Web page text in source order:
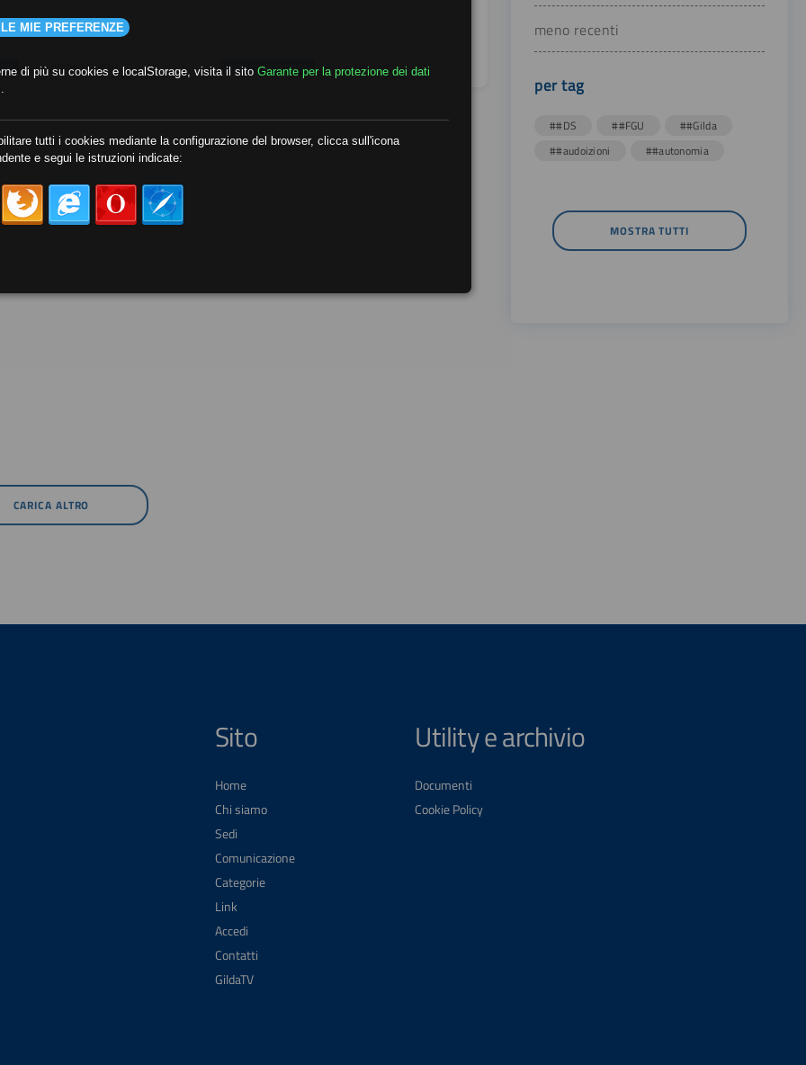
03 Settembre 2018 RASSEGNA STAMPA 26 Giugno 2018
CARICA ALTRO
meno recenti
per tag
##DS ##FGU
##Gilda
##audoizioni
##autonomia
MOSTRA TUTTI
Sito
Home
Chi siamo
Sedi
Comunicazione
Categorie
Link
Accedi
Contatti
GildaTV
Utility e archivio
Documenti
Cookie Policy
MIE PREFERENZE
di più su cookies e localStorage, visita il sito Garante per la protezione dei dati
.
tutti i cookies mediante la configurazione del browser, clicca sull'icona
e segui le istruzioni indicate: